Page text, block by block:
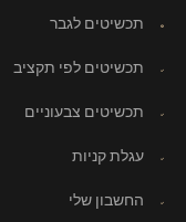
תכשיטים לגבר
תכשיטים לפי תקציב
תכשיטים צבעוניים
עגלת קניות
החשבון שלי